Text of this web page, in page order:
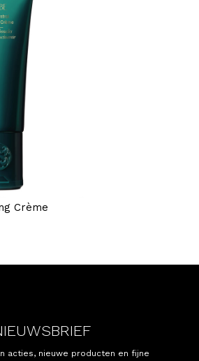
Crème
acties, nieuwe producten en fijne